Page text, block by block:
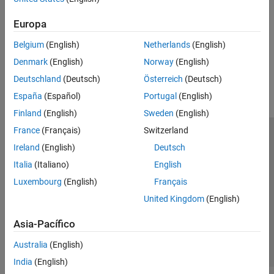
Operating System (OS) Customization
embedded Linux device
How useful was this information?
Europa
Belgium (English)
Denmark (English)
Deutschland (Deutsch)
España (Español)
Finland (English)
France (Français)
Ireland (English)
Italia (Italiano)
Luxembourg (English)
Netherlands(English)
Norway(English)
Österreich (Deutsch)
Portugal (English)
Sweden (English)
Switzerland
Deutsch
English
Français
United Kingdom(English)
Asia-Pacífico
Australia (English)
India (English)